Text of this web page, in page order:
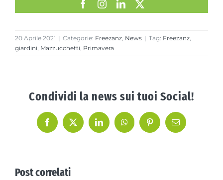
20 Aprile 2021 | Categorie: Freezanz News | Tag: Freezanz
giardini Mazzucchetti Primavera
Condividi la news sui tuoi Social!
Facebook
X LinkedInWhatsAppPinterestEmail
Post correlati